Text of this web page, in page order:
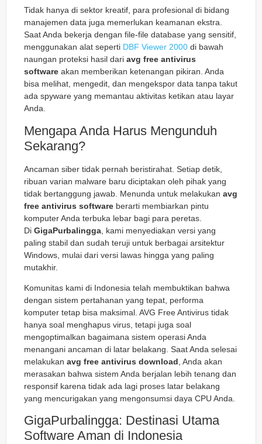
Tidak hanya di sektor kreatif, para profesional di bidang
manajemen data juga memerlukan keamanan ekstra.
Saat Anda bekerja dengan file-file database yang sensitif,
menggunakan alat seperti DBF Viewer 2000 di bawah
naungan proteksi hasil dari avg free antivirus
software akan memberikan ketenangan pikiran. Anda
bisa melihat, mengedit, dan mengekspor data tanpa takut
ada spyware yang memantau aktivitas ketikan atau layar
Anda.
Mengapa Anda Harus Mengunduh
Sekarang?
Ancaman siber tidak pernah beristirahat. Setiap detik,
ribuan varian malware baru diciptakan oleh pihak yang
tidak bertanggung jawab. Menunda untuk melakukan avg
free antivirus software berarti membiarkan pintu
komputer Anda terbuka lebar bagi para peretas.
Di GigaPurbalingga , kami menyediakan versi yang
paling stabil dan sudah teruji untuk berbagai arsitektur
Windows, mulai dari versi lawas hingga yang paling
mutakhir.
Komunitas kami di Indonesia telah membuktikan bahwa
dengan sistem pertahanan yang tepat, performa
komputer tetap bisa maksimal. AVG Free Antivirus tidak
hanya soal menghapus virus, tetapi juga soal
mengoptimalkan bagaimana sistem operasi Anda
menangani ancaman di latar belakang. Saat Anda selesai
melakukan avg free antivirus download , Anda akan
merasakan bahwa sistem Anda berjalan lebih tenang dan
responsif karena tidak ada lagi proses latar belakang
yang mencurigakan yang mengonsumsi daya CPU Anda.
GigaPurbalingga: Destinasi Utama
Software Aman di Indonesia